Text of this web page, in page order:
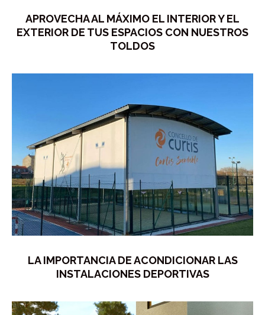
APROVECHA AL MÁXIMO EL INTERIOR Y EL
EXTERIOR DE TUS ESPACIOS CON NUESTROS
TOLDOS
LA IMPORTANCIA DE ACONDICIONAR LAS
INSTALACIONES DEPORTIVAS